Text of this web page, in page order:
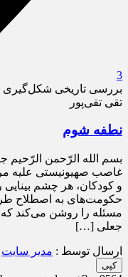
3
بررسی تاریخی شکل‌گیری
تقی‌ تقی‌‌پور
نطفه شوم
بسم الله الرّحمن الرّحیم
غاصب صهیونیستی علیه
و کودکان، هر چشم بینایی
حکومت‌های به اصطلاح
مسئله را روشن می‌کند
جعلی […]
ارسال توسط : مدیر سایت
کپی